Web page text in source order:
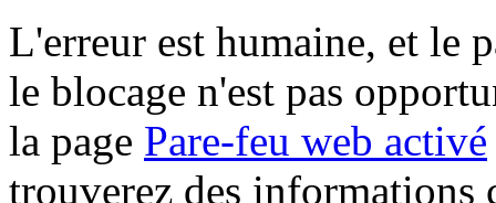
L'erreur est humaine, et le
le blocage n'est pas
la page Pare-feu web activé
trouverez des informations